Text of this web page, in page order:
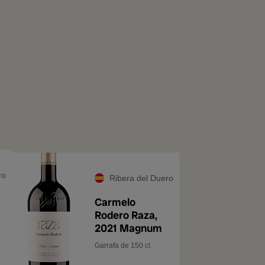
Ribera del Duero
Carmelo
Rodero Raza,
2021 Magnum
Garrafa de 150 cl.